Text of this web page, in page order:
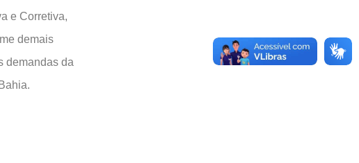
e Corretiva,
demais
demandas da